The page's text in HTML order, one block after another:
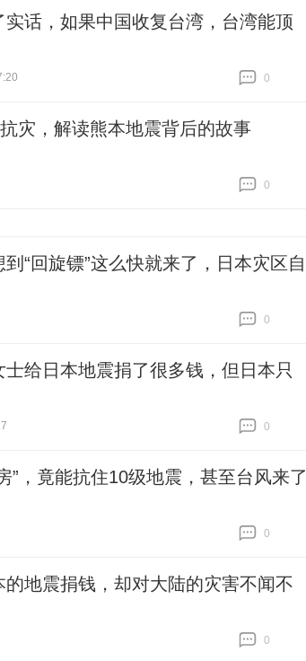
话，如果中国收复台湾，台湾能顶
0
灾，解读熊本地震背后的故事
0
“回旋镖”这么快就来了，日本灾区自
0
士给日本地震捐了很多钱，但日本只
0
”，竟能抗住10级地震，甚至台风来了
0
地震捐钱，却对大陆的灾害不闻不
0